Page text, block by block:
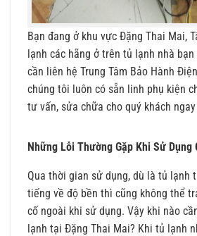
Bạn đang ở khu vực Đặng Thai Mai,
lạnh các hãng ở trên tủ lạnh nhà
cần liên hệ Trung Tâm Bảo Hành
chúng tôi luôn có sẵn linh phụ kiện
tư vấn, sửa chữa cho quý khách
Những Lỗi Thường Gặp Khi Sử Dụng
Qua thời gian sử dụng, dù là tủ lạnh
tiếng về độ bền thì cũng không thể
cố ngoài khi sử dụng. Vậy khi nào
lạnh tại Đặng Thai Mai? Khi tủ lạnh